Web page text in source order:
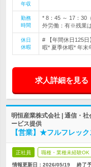
年収
勤務
時間
* 8：45 ～ 17：30
外労働：有※残業
休日
休暇
# 【年間休日125
暇* 夏季休暇* 年末
求人詳細を見る
明恒産業株式会社 | 通信・
ービス提供
【営業】★フルフレッ
正社員 職種・業種未経験OK
情報更新日：2026/05/19 終了